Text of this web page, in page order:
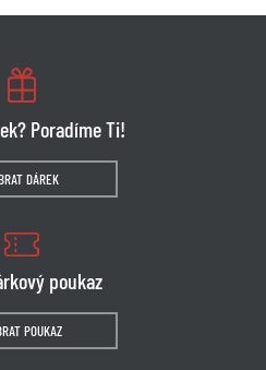
Poradíme Ti!
DÁREK
poukaz
POUKAZ